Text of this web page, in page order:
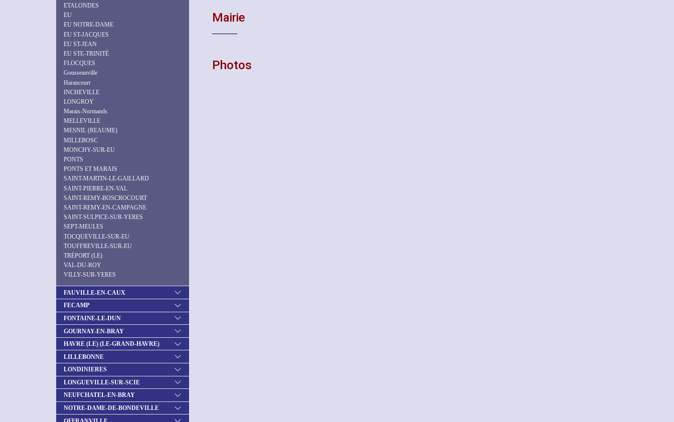
ETALONDES
EU
EU NOTRE-DAME
EU ST-JACQUES
EU ST-JEAN
EU STE-TRINITÉ
FLOCQUES
Gousseauville
Harancourt
INCHEVILLE
LONGROY
Marais-Normands
MELLEVILLE
MESNIL (REAUME)
MILLEBOSC
MONCHY-SUR-EU
PONTS
PONTS ET MARAIS
SAINT-MARTIN-LE-GAILLARD
SAINT-PIERRE-EN-VAL
SAINT-REMY-BOSCROCOURT
SAINT-REMY-EN-CAMPAGNE
SAINT-SULPICE-SUR-YERES
SEPT-MEULES
TOCQUEVILLE-SUR-EU
TOUFFREVILLE-SUR-EU
TRÉPORT (LE)
VAL-DU-ROY
VILLY-SUR-YERES
FAUVILLE-EN-CAUX
FECAMP
FONTAINE-LE-DUN
GOURNAY-EN-BRAY
HAVRE (LE) (LE-GRAND-HAVRE)
LILLEBONNE
LONDINIERES
LONGUEVILLE-SUR-SCIE
NEUFCHATEL-EN-BRAY
NOTRE-DAME-DE-BONDEVILLE
Mairie
Photos